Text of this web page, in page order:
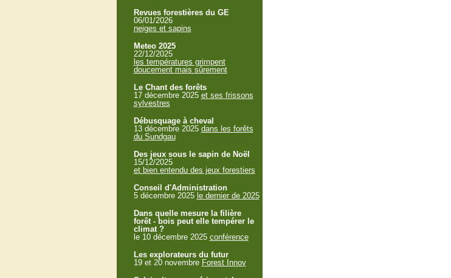
Revues forestières du GE
06/01/2026
neiges et sapins
Meteo 2025
22/12/2025
les températures grimpent
doucement mais sûrement
Le Chant des forêts
17 décembre 2025 et ses frissons
sylvestres
Débusquage à cheval
13 décembre 2025 dans les forêts
du Sundgau
Des jeux sous le sapin de Noël
15/12/2025
et bien entendu des jeux forestiers
Conseil d'Administration
5 décembre 2025 le dernier de 2025
Dans quelle mesure la filière
forêt - bois peut elle tempérer le
climat ?
le 10 décembre 2025 conférence
Les explorateurs du futur
19 et 20 novembre Forest Innov